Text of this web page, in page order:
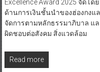
Excellence Award 2025 จัดโด
ด้านการเงินชั้นนำของฮ่องกงแ
จัดการตามหลักธรรมาภิบาล แ
ผิดชอบต่อสังคม สิ่งแวดล้อม
Read more